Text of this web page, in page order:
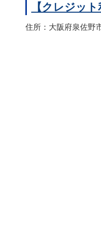
【クレジッ
住所：大阪府泉佐野